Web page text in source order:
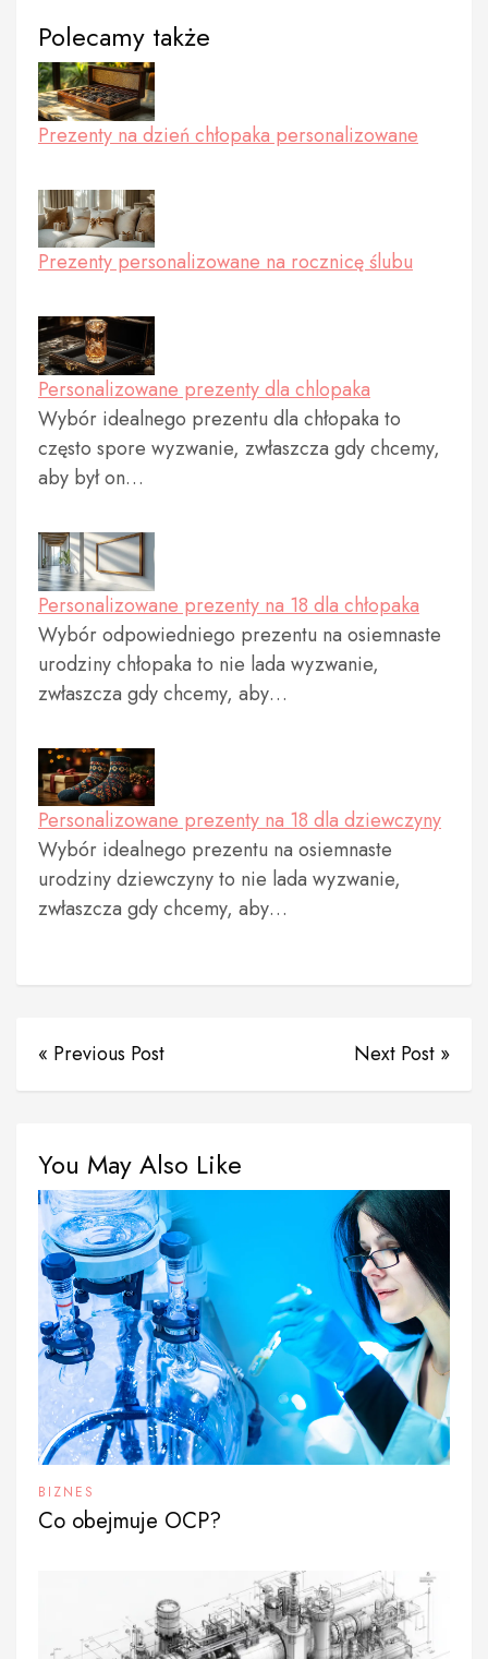
Polecamy także
Prezenty na dzień chłopaka personalizowane
Prezenty personalizowane na rocznicę ślubu
Personalizowane prezenty dla chlopaka
Wybór idealnego prezentu dla chłopaka to
często spore wyzwanie, zwłaszcza gdy chcemy,
aby był on…
Personalizowane prezenty na 18 dla chłopaka
Wybór odpowiedniego prezentu na osiemnaste
urodziny chłopaka to nie lada wyzwanie,
zwłaszcza gdy chcemy, aby…
Personalizowane prezenty na 18 dla dziewczyny
Wybór idealnego prezentu na osiemnaste
urodziny dziewczyny to nie lada wyzwanie,
zwłaszcza gdy chcemy, aby…
« Previous Post Next Post »
You May Also Like
BIZNES
Co obejmuje OCP?